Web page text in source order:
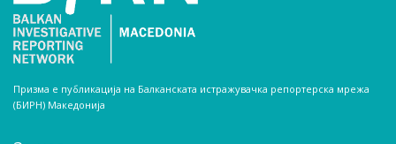
Призма е публикација на Балканската истражувачка репортерска мрежа
(БИРН) Македонија